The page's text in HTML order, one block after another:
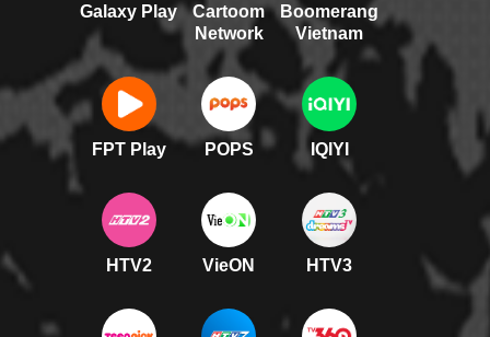
Galaxy Play
Cartoom
Network
Boomerang
Vietnam
FPT Play POPS IQIYI
HTV2 VieON HTV3